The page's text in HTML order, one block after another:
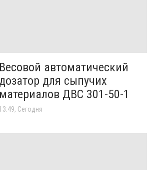
Весовой автоматический
дозатор для сыпучих
материалов ДВС 301-50-1
13:49, Сегодня